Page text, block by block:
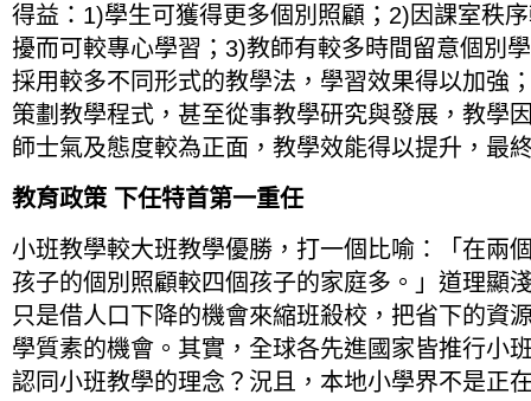
得益：1)學生可獲得更多個別照顧；2)因課室秩
擾而可較專心學習；3)教師有較多時間留意個別
採用較多不同形式的教學法，學習效果得以加強
策劃教學程式，甚至從事教學研究與發展，教學
師士氣及態度較為正面，教學效能得以提升，最
教育政策 下任特首第一重任
小班教學較大班教學優勝，打一個比喻：「在兩
孩子的個別照顧較四個孩子的家庭多。」道理顯
只是借人口下降的機會來縮班殺校，把省下的資
學質素的機會。其實，全球各先進國家皆推行小
認同小班教學的理念？況且，本地小學界不是正